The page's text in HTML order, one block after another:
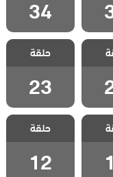
34
هذا
يسعني
24
مسلسل هذا
العالم لا يسعني
مدبلج الحلقة 23
حلقة
23
هذا
يسعني
13
مسلسل هذا
العالم لا يسعني
مدبلج الحلقة 12
حلقة
12